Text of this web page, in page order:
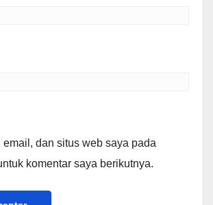
email, dan situs web saya pada
komentar saya berikutnya.